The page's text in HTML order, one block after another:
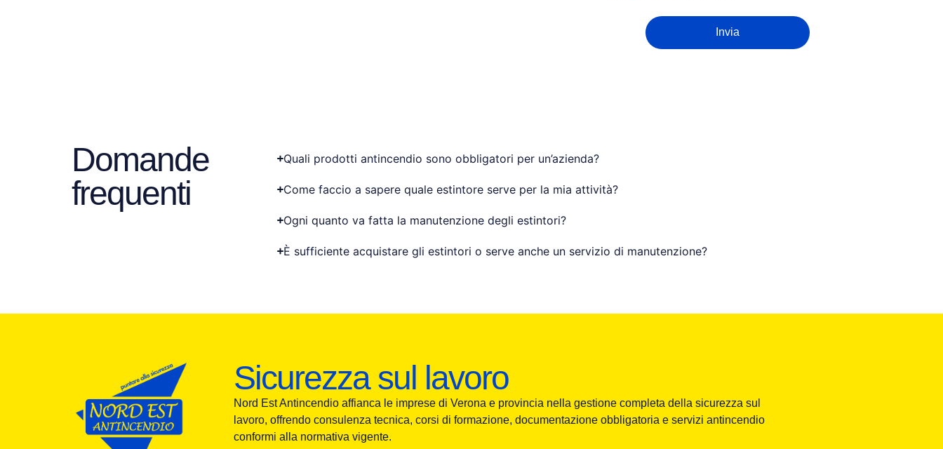
Invia
Domande
frequenti
Quali prodotti antincendio sono obbligatori per un’azienda?
Come faccio a sapere quale estintore serve per la mia attività?
Ogni quanto va fatta la manutenzione degli estintori?
È sufficiente acquistare gli estintori o serve anche un servizio di manutenzione?
Sicurezza sul lavoro
Nord Est Antincendio affianca le imprese di Verona e provincia nella gestione completa della sicurezza sul
lavoro, offrendo consulenza tecnica, corsi di formazione, documentazione obbligatoria e servizi antincendio
conformi alla normativa vigente.